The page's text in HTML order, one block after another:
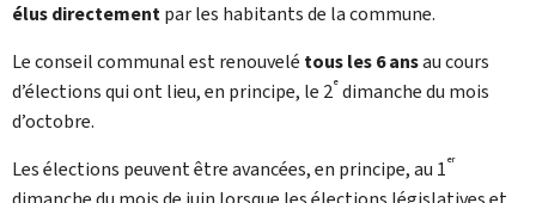
élus directementpar les habitants de la commune.
Le conseil communal est renouvelé tous les 6 ansau cours
d’élections qui ont lieu, en principe, le 2edimanche du mois
d’octobre.
Les élections peuvent être avancées, en principe, au 1er